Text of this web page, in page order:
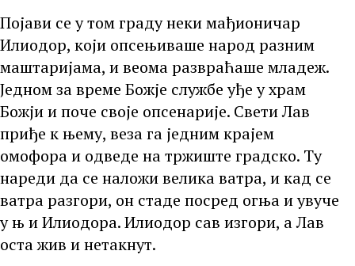
Појави се у том граду неки мађионичар
Илиодор, који опсењиваше народ разним
маштаријама, и веома развраћаше младеж.
Једном за време Божје службе уђе у храм
Божји и поче своје опсенарије. Свети Лав
приђе к њему, веза га једним крајем
омофора и одведе на тржиште градско. Ту
нареди да се наложи велика ватра, и кад се
ватра разгори, он стаде посред огња и увуче
у њ и Илиодора. Илиодор сав изгори, а Лав
оста жив и нетакнут.